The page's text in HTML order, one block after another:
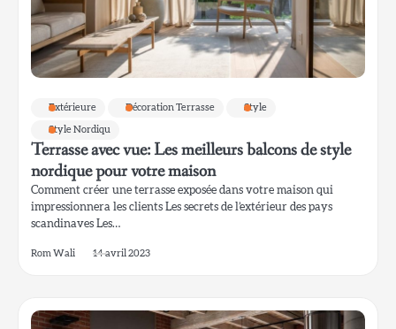
Extérieure Décoration Terrasse Style
Style Nordiqu
Terrasse avec vue: Les meilleurs balcons de style
nordique pour votre maison
Comment créer une terrasse exposée dans votre maison qui
impressionnera les clients Les secrets de l’extérieur des pays
scandinaves Les…
Rom Wali 14 avril 2023